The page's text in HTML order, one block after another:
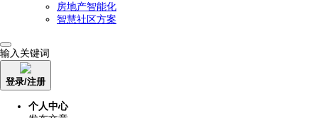
房地产智能化
智慧社区方案
输入关键词
登录/注册
个人中心